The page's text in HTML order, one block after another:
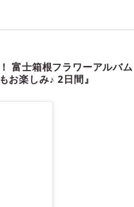
富士箱根フラワーアルバ
お楽しみ♪ 2日間』